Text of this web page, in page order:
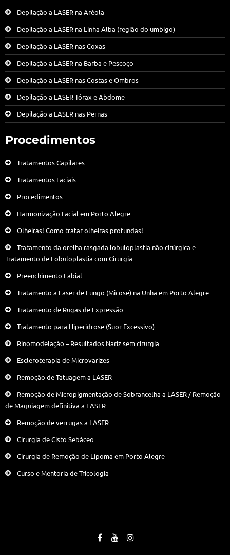
Depilação a LASER na Aréola
Depilação a LASER na Linha Alba (região do umbigo)
Depilação a LASER nas Coxas
Depilação a LASER na Barba e Pescoço
Depilação a LASER nas Costas e Ombros
Depilação a LASER Tórax e Abdome
Depilação a LASER nas Pernas
Procedimentos
Tratamentos Capilares
Tratamentos Faciais
Procedimentos
Harmonização Facial em Porto Alegre
Olheiras! Como tratar olheiras profundas!
Tratamento da orelha rasgada lobuloplastia não cirúrgica e
Tratamento de Lobuloplastia com Cirurgia
Preenchimento Labial
Tratamento a Laser de Fungo (Micose) na Unha em Porto Alegre
Tratamento de Rugas de Expressão
Tratamento para Hiperidrose (Suor Excessivo)
Rinomodelação – Resultados Nariz sem cirurgia
Escleroterapia de Microvarizes
Remoção de Tatuagem a LASER
Remoção de Micropigmentação de Sobrancelha a LASER / Remoção
de Maquiagem definitiva a LASER
Remoção de verrugas a LASER
Cirurgia de Cisto Sebáceo
Cirurgia de Remoção de Lipoma em Porto Alegre
Curso e Mentoria de Tricologia